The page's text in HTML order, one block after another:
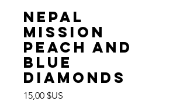
Nepal
Mission
Peach and
Blue
Diamonds
15,00 $US